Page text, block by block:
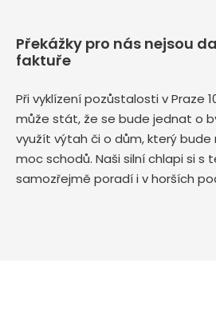
Překážky pro nás nejsou
faktuře
Při vyklízení pozůstalosti v Praze
může stát, že se bude jednat o
využít výtah či o dům, který
moc schodů. Naši silní chlapi si s
samozřejmě poradí i v horších